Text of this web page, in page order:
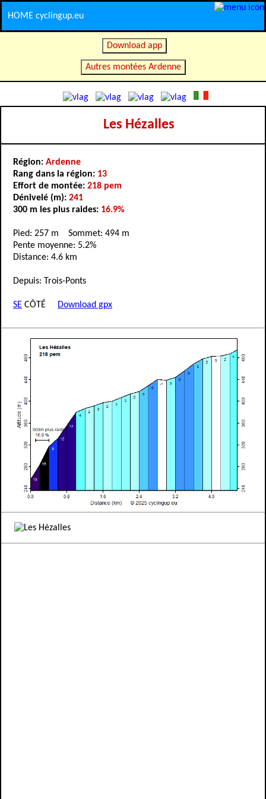
HOME cyclingup.eu
Download app
Autres montées Ardenne
Les Hézalles
Région: Ardenne
Rang dans la région: 13
Effort de montée: 218 pem
Dénivelé (m): 241
300 m les plus raides: 16.9%
Pied: 257 m Sommet: 494 m
Pente moyenne: 5.2%
Distance: 4.6 km
Depuis: Trois-Ponts
SE CÔTÉ Download gpx